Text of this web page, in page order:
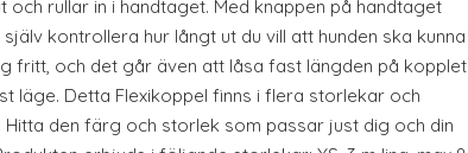
och rullar in i handtaget. Med knappen på handtaget
själv kontrollera hur långt ut du vill att hunden ska kunna
fritt, och det går även att låsa fast längden på kopplet
läge. Detta Flexikoppel finns i flera storlekar och
Hitta den färg och storlek som passar just dig och din